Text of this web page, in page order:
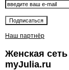
Наш партнёр
Женская сеть
myJulia.ru